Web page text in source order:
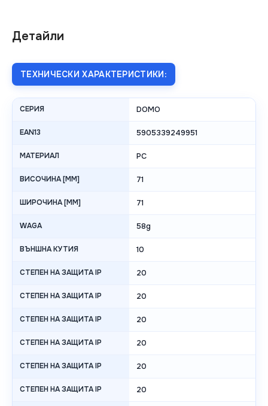
Детайли
ТЕХНИЧЕСКИ ХАРАКТЕРИСТИКИ:
СЕРИЯ DOMO
EAN13 5905339249951
МАТЕРИАЛ PC
ВИСОЧИНА [MM] 71
ШИРОЧИНА [MM] 71
WAGA 58g
ВЪНШНА КУТИЯ 10
СТЕПЕН НА ЗАЩИТА IP 20
СТЕПЕН НА ЗАЩИТА IP 20
СТЕПЕН НА ЗАЩИТА IP 20
СТЕПЕН НА ЗАЩИТА IP 20
СТЕПЕН НА ЗАЩИТА IP 20
СТЕПЕН НА ЗАЩИТА IP 20